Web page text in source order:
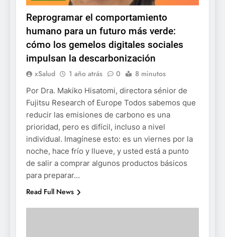
Reprogramar el comportamiento
humano para un futuro más verde:
cómo los gemelos digitales sociales
impulsan la descarbonización
xSalud 1 año atrás 0 8 minutos
Por Dra. Makiko Hisatomi, directora sénior de
Fujitsu Research of Europe Todos sabemos que
reducir las emisiones de carbono es una
prioridad, pero es difícil, incluso a nivel
individual. Imagínese esto: es un viernes por la
noche, hace frío y llueve, y usted está a punto
de salir a comprar algunos productos básicos
para preparar…
Read Full News